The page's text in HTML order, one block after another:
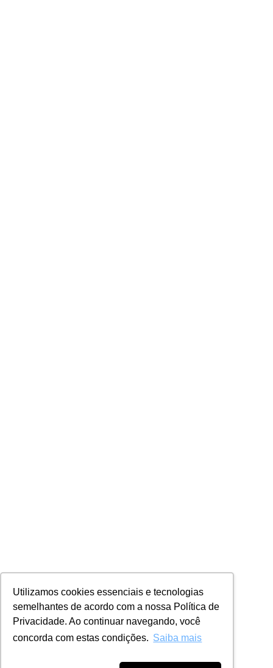
Utilizamos cookies essenciais e tecnologias
semelhantes de acordo com a nossa Política de
Privacidade. Ao continuar navegando, você
concorda com estas condições. Saiba mais